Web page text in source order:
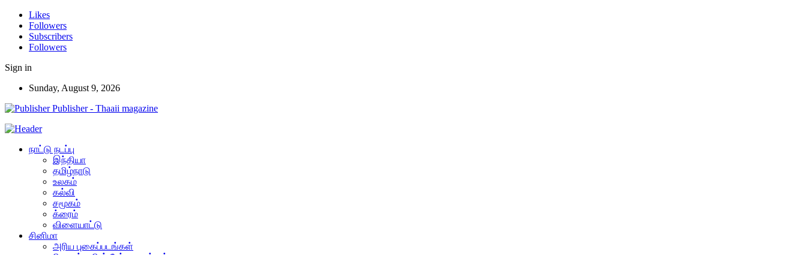
Likes
Followers
Subscribers
Followers
Sign in
Sunday, August 9, 2026
Publisher - Thaaii magazine
நாட்டு நடப்பு
இந்தியா
தமிழ்நாடு
உலகம்
கல்வி
சமூகம்
க்ரைம்
விளையாட்டு
சினிமா
அரிய புகைப்படங்கள்